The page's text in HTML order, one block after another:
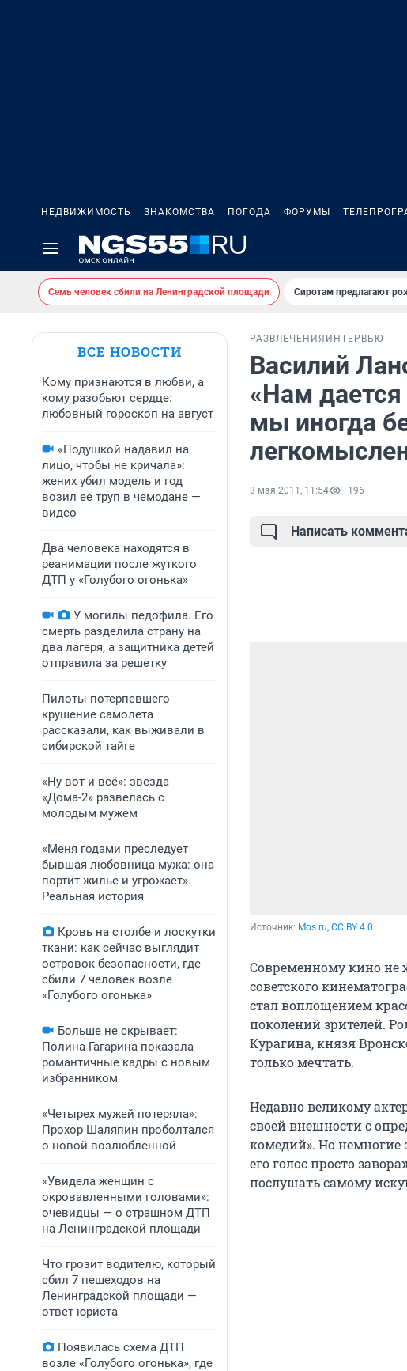
НЕДВИЖИМОСТЬ ЗНАКОМСТВА ПОГОДА ФОРУМЫ
Семь человек сбили на Ленинградской площади Сиротам предлагают
ВСЕ НОВОСТИ
Кому признаются в любви, а
кому разобьют сердце:
любовный гороскоп на август
«Подушкой надавил на
лицо, чтобы не кричала»:
жених убил модель и год
возил ее труп в чемодане —
видео
Два человека находятся в
реанимации после жуткого
ДТП у «Голубого огонька»
У могилы педофила. Его
смерть разделила страну на
два лагеря, а защитника детей
отправила за решетку
Пилоты потерпевшего
крушение самолета
рассказали, как выживали в
сибирской тайге
«Ну вот и всё»: звезда
«Дома-2» развелась с
молодым мужем
«Меня годами преследует
бывшая любовница мужа: она
портит жилье и угрожает».
Реальная история
Кровь на столбе и лоскутки
ткани: как сейчас выглядит
островок безопасности, где
сбили 7 человек возле
«Голубого огонька»
Больше не скрывает:
Полина Гагарина показала
романтичные кадры с новым
избранником
«Четырех мужей потеряла»:
Прохор Шаляпин проболтался
о новой возлюбленной
«Увидела женщин с
окровавленными головами»:
очевидцы — о страшном ДТП
на Ленинградской площади
Что грозит водителю, который
сбил 7 пешеходов на
Ленинградской площади —
ответ юриста
Появилась схема ДТП
возле «Голубого огонька», где
РАЗВЛЕЧЕНИЯ ИНТЕРВЬЮ
Василий
«Нам
мы иногда
3 мая 2011, 11:54 196
Написать
Источник: Mos.ru, CC BY 4.0
Современному кино не
советского
стал воплощением
поколений зрителей.
Курагина, князя
только мечтать.
Недавно великому
своей внешности с
комедий». Но
его голос просто
послушать самому